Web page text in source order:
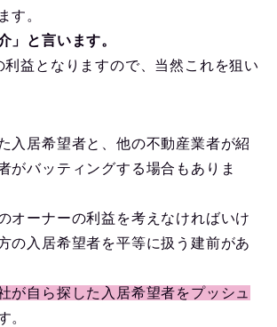
す。
」と言います。
益となりますので、当然これを狙い
入居希望者と、他の不動産業者が紹
がバッティングする場合もありま
オーナーの利益を考えなければいけ
の入居希望者を平等に扱う建前があ
が自ら探した入居希望者をプッシュ
。